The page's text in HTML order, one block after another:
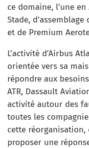
ce domaine, l’une
Stade,
et de Premium
L’activité d’Airbus
orientée vers sa
répondre aux
ATR, Dassault
activité autour des
toutes les
cette
proposer une